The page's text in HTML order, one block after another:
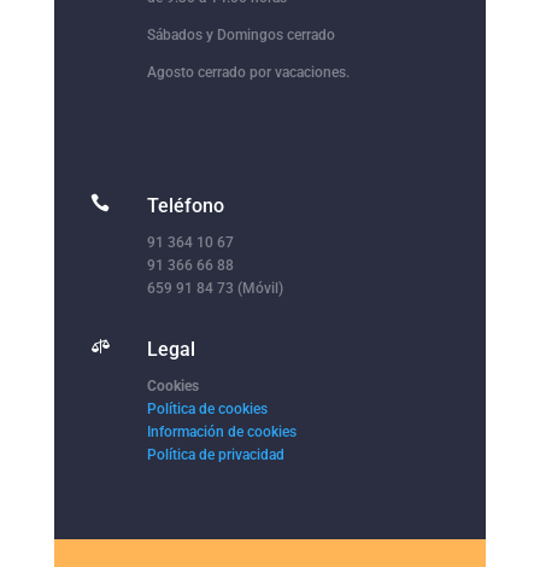
Sábados y Domingos cerrado
Agosto cerrado por vacaciones.
 Teléfono
91 364 10 67
91 366 66 88
659 91 84 73 (Móvil)
 Legal
Cookies
Política de cookies
Información de cookies
Política de privacidad